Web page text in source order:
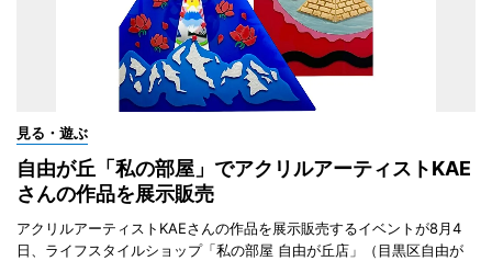
見る・遊ぶ
自由が丘「私の部屋」でアクリルアーティストKAE
さんの作品を展示販売
アクリルアーティストKAEさんの作品を展示販売するイベントが8月4
日、ライフスタイルショップ「私の部屋 自由が丘店」（目黒区自由が